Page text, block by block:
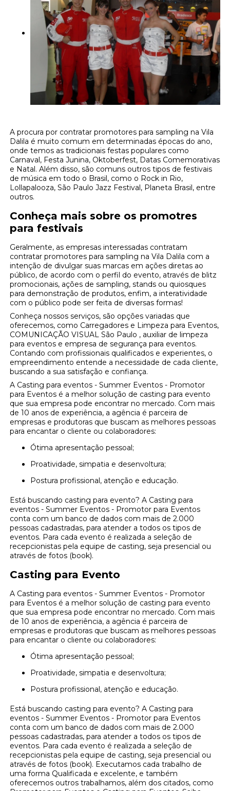
A procura por contratar promotores para sampling na Vila
Dalila é muito comum em determinadas épocas do ano,
onde temos as tradicionais festas populares como
Carnaval, Festa Junina, Oktoberfest, Datas Comemorativas
e Natal. Além disso, são comuns outros tipos de festivais
de música em todo o Brasil, como o Rock in Rio,
Lollapalooza, São Paulo Jazz Festival, Planeta Brasil, entre
outros.
Conheça mais sobre os promotres
para festivais
Geralmente, as empresas interessadas contratam
contratar promotores para sampling na Vila Dalila com a
intenção de divulgar suas marcas em ações diretas ao
público, de acordo com o perfil do evento, através de blitz
promocionais, ações de sampling, stands ou quiosques
para demonstração de produtos, enfim, a interatividade
com o público pode ser feita de diversas formas!
Conheça nossos serviços, são opções variadas que
oferecemos, como Carregadores e Limpeza para Eventos,
COMUNICAÇÃO VISUAL São Paulo , auxiliar de limpeza
para eventos e empresa de segurança para eventos.
Contando com profissionais qualificados e experientes, o
empreendimento entende a necessidade de cada cliente,
buscando a sua satisfação e confiança.
A Casting para eventos - Summer Eventos - Promotor
para Eventos é a melhor solução de casting para evento
que sua empresa pode encontrar no mercado. Com mais
de 10 anos de experiência, a agência é parceira de
empresas e produtoras que buscam as melhores pessoas
para encantar o cliente ou colaboradores:
Ótima apresentação pessoal;
Proatividade, simpatia e desenvoltura;
Postura profissional, atenção e educação.
Está buscando casting para evento? A Casting para
eventos - Summer Eventos - Promotor para Eventos
conta com um banco de dados com mais de 2.000
pessoas cadastradas, para atender a todos os tipos de
eventos. Para cada evento é realizada a seleção de
recepcionistas pela equipe de casting, seja presencial ou
através de fotos (book).
Casting para Evento
A Casting para eventos - Summer Eventos - Promotor
para Eventos é a melhor solução de casting para evento
que sua empresa pode encontrar no mercado. Com mais
de 10 anos de experiência, a agência é parceira de
empresas e produtoras que buscam as melhores pessoas
para encantar o cliente ou colaboradores:
Ótima apresentação pessoal;
Proatividade, simpatia e desenvoltura;
Postura profissional, atenção e educação.
Está buscando casting para evento? A Casting para
eventos - Summer Eventos - Promotor para Eventos
conta com um banco de dados com mais de 2.000
pessoas cadastradas, para atender a todos os tipos de
eventos. Para cada evento é realizada a seleção de
recepcionistas pela equipe de casting, seja presencial ou
através de fotos (book). Executamos cada trabalho de
uma forma Qualificada e excelente, e também
oferecemos outros trabalhamos, além dos citados, como